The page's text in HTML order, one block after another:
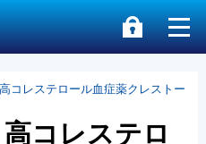
コレステロール血症薬クレストー
コレステロ